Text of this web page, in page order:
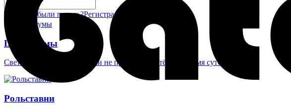
Забыли пароль?Регистрация
Шлагбаумы
Светоотражающие наклейки не проглядеть в тёмное время суток
Рольставни